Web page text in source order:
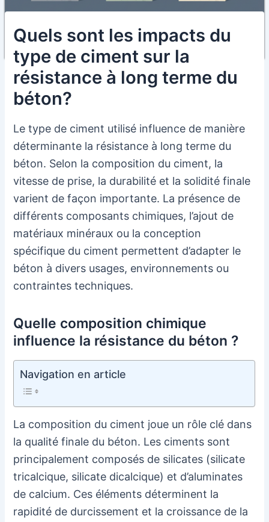
Quels sont les impacts du
type de ciment sur la
résistance à long terme du
béton?
Le type de ciment utilisé influence de manière
déterminante la résistance à long terme du
béton. Selon la composition du ciment, la
vitesse de prise, la durabilité et la solidité finale
varient de façon importante. La présence de
différents composants chimiques, l’ajout de
matériaux minéraux ou la conception
spécifique du ciment permettent d’adapter le
béton à divers usages, environnements ou
contraintes techniques.
Quelle composition chimique
influence la résistance du béton ?
Navigation en article
La composition du ciment joue un rôle clé dans
la qualité finale du béton. Les ciments sont
principalement composés de silicates (silicate
tricalcique, silicate dicalcique) et d’aluminates
de calcium. Ces éléments déterminent la
rapidité de durcissement et la croissance de la